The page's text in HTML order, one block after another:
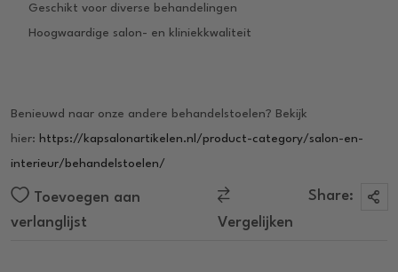
Geschikt voor diverse behandelingen
Hoogwaardige salon- en kliniekkwaliteit
Benieuwd naar onze andere behandelstoelen? Bekijk
hier: https://kapsalonartikelen.nl/product-category/salon-en-
interieur/behandelstoelen/
Toevoegen aan
verlanglijst
Vergelijken
Share: